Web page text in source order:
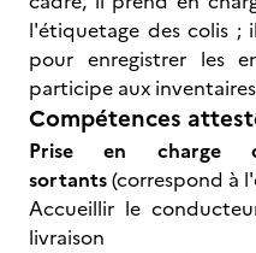
l'étiquetage des colis
pour enregistrer les
participe aux
Compétences
Prise en charge
sortants(correspond à
Accueillir le
livraison